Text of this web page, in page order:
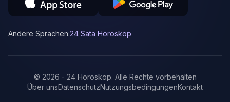
Andere Sprachen:24 Sata Horoskop
© 2026 - 24 Horoskop. Alle Rechte vorbehalten
Über unsDatenschutzNutzungsbedingungenKontakt